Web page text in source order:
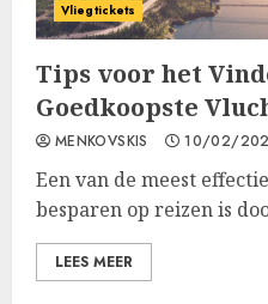
Vliegtickets
Tips voor het
Goedkoopste
MENKOVSKIS 10/02/
Een van de meest
besparen op reizen is
LEES MEER